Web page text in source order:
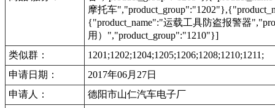
摩托车
{"product_name":"运载工具防盗报警器
用）","product_group":"1210"}]
类似群：
1201;1202;1204;1205;1206;1208;1210;1211;
申请日期：
2017年06月27日
申请人：
德阳市山仁汽车电子厂